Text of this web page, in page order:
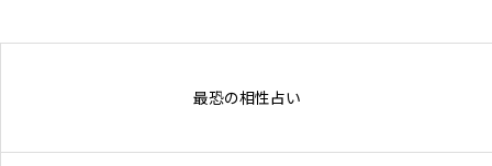
最恐の相性占い